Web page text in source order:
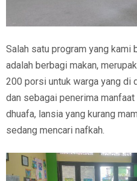
Salah satu program yang kami
adalah berbagi makan,
200 porsi untuk warga yang di
dan sebagai penerima
dhuafa, lansia yang kurang
sedang mencari nafkah.